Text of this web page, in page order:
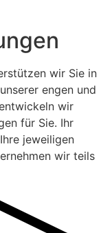
wir Sie in
engen und
wir
für Sie. Ihr
jeweiligen
wir teils